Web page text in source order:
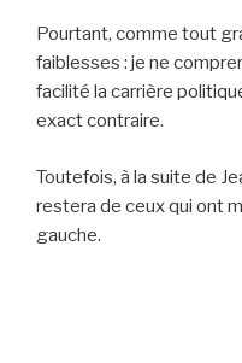
Pourtant, comme tout
faiblesses : je ne
facilité la carrière
exact contraire.
Toutefois, à la suite de
restera de ceux qui ont
gauche.